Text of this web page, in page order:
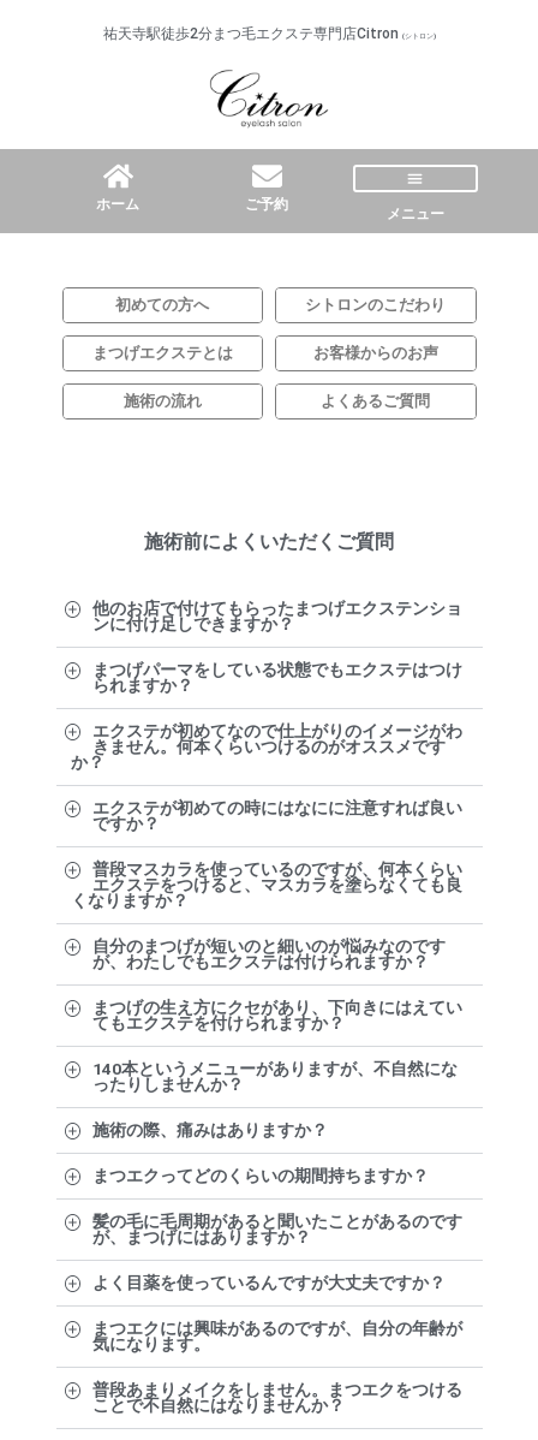
祐天寺駅徒歩2分まつ毛エクステ専門店Citron (シトロン)
ホーム ご予約
メニュー
初めての方へ
まつげエクステとは
施術の流れ​
シトロンのこだわり
お客様からのお声​
よくあるご質問​
施術前によくいただくご質問
他のお店で付けてもらったまつげエクステンショ
ンに付け足しできますか？
まつげパーマをしている状態でもエクステはつけ
られますか？
エクステが初めてなので仕上がりのイメージがわ
きません。何本くらいつけるのがオススメです
か？
エクステが初めての時にはなにに注意すれば良い
ですか？
普段マスカラを使っているのですが、何本くらい
エクステをつけると、マスカラを塗らなくても良
くなりますか？
自分のまつげが短いのと細いのが悩みなのです
が、わたしでもエクステは付けられますか？
まつげの生え方にクセがあり、下向きにはえてい
てもエクステを付けられますか？
140本というメニューがありますが、不自然にな
ったりしませんか？
施術の際、痛みはありますか？
まつエクってどのくらいの期間持ちますか？
髪の毛に毛周期があると聞いたことがあるのです
が、まつげにはありますか？
よく目薬を使っているんですが大丈夫ですか？
まつエクには興味があるのですが、自分の年齢が
気になります。
普段あまりメイクをしません。まつエクをつける
ことで不自然にはなりませんか？